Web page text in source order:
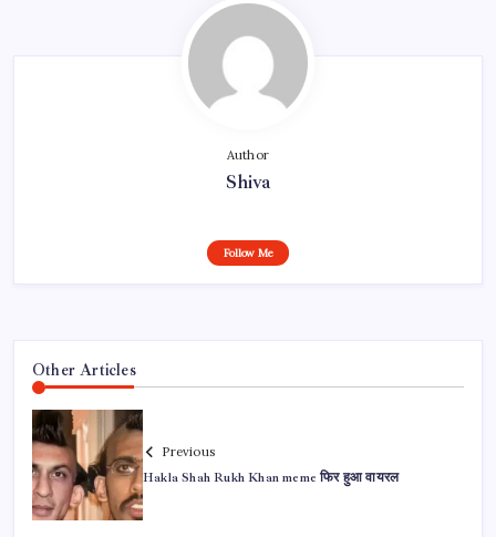
Author
Shiva
Follow Me
Other Articles
Previous
Hakla Shah Rukh Khan meme फिर हुआ वायरल